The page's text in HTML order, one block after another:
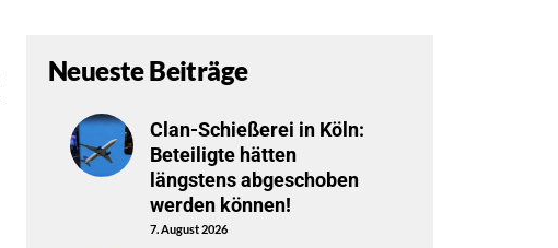
Neueste Beiträge
Clan-Schießerei in Köln:
Beteiligte hätten
längstens abgeschoben
werden können!
7. August 2026